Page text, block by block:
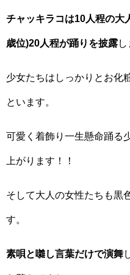
チャッキラコは10人程の大
歳位)20人程が踊りを披露し
少女たちはしっかりとお化
といます。
可愛く着飾り一生懸命踊る
上がります！！
そして大人の女性たちも黒
す。
素唄と囃し言葉だけで演舞